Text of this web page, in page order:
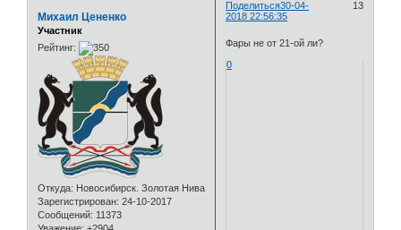
Поделиться 13
30-04-
2018 22:56:35
Михаил Цененко
Участник
Рейтинг:
Откуда: Новосибирск. Золотая Нива
Зарегистрирован: 24-10-2017
Сообщений: 11373
Фары не от 21-ой ли?
0